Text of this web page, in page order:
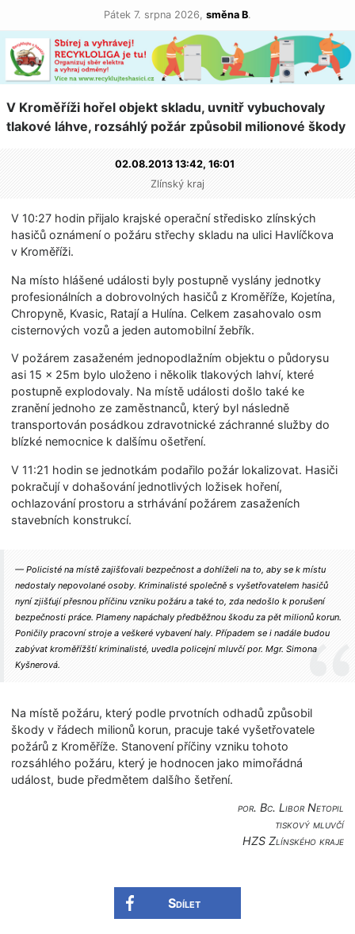
Pátek 7. srpna 2026, směna B.
V Kroměříži hořel objekt skladu, uvnitř vybuchovaly
tlakové láhve, rozsáhlý požár způsobil milionové škody
02.08.2013 13:42,16:01
Zlínský kraj
V 10:27 hodin přijalo krajské operační středisko zlínských
hasičů oznámení o požáru střechy skladu na ulici Havlíčkova
v Kroměříži.
Na místo hlášené události byly postupně vyslány jednotky
profesionálních a dobrovolných hasičů z Kroměříže, Kojetína,
Chropyně, Kvasic, Ratají a Hulína. Celkem zasahovalo osm
cisternových vozů a jeden automobilní žebřík.
V požárem zasaženém jednopodlažním objektu o půdorysu
asi 15 × 25m bylo uloženo i několik tlakových lahví, které
postupně explodovaly. Na místě události došlo také ke
zranění jednoho ze zaměstnanců, který byl následně
transportován posádkou zdravotnické záchranné služby do
blízké nemocnice k dalšímu ošetření.
V 11:21 hodin se jednotkám podařilo požár lokalizovat. Hasiči
pokračují v dohašování jednotlivých ložisek hoření,
ochlazování prostoru a strhávání požárem zasaženích
stavebních konstrukcí.
Policisté na místě zajišťovali bezpečnost a dohlíželi na to, aby se k místu
nedostaly nepovolané osoby. Kriminalisté společně s vyšetřovatelem hasičů
nyní zjišťují přesnou příčinu vzniku požáru a také to, zda nedošlo k porušení
bezpečnosti práce. Plameny napáchaly předběžnou škodu za pět milionů korun.
Poničily pracovní stroje a veškeré vybavení haly. Případem se i nadále budou
zabývat kroměřížští kriminalisté, uvedla policejní mluvčí por. Mgr. Simona
Kyšnerová.
Na místě požáru, který podle prvotních odhadů způsobil
škody v řádech milionů korun, pracuje také vyšetřovatele
požárů z Kroměříže. Stanovení příčiny vzniku tohoto
rozsáhlého požáru, který je hodnocen jako mimořádná
událost, bude předmětem dalšího šetření.
por. Bc. Libor Netopil
tiskový mluvčí
HZS Zlínského kraje
Sdílet